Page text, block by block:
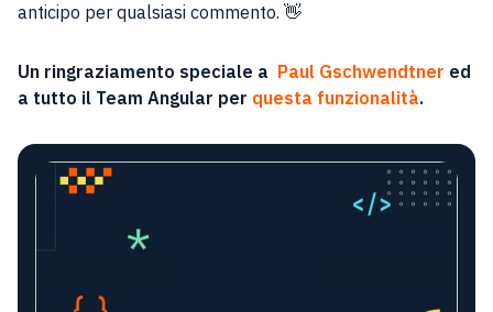
anticipo per qualsiasi commento. 👋
Un ringraziamento speciale a Paul Gschwendtner ed
a tutto il Team Angular per questa funzionalità.